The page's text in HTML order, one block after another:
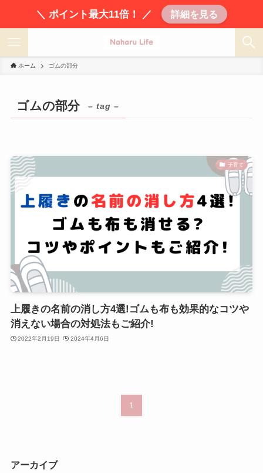
＼ ポイント最大11倍！ ／ 詳細を見る
ホーム ゴムの部分
ゴムの部分 – tag –
子育て
上履きの名前の消し方4選!ゴムも布も効果的なコツや
消えない場合の対処法もご紹介!
2022年2月19日 2024年4月6日
1
アーカイブ